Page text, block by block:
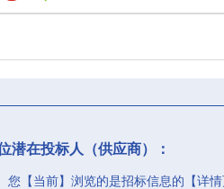
潜在投标人（供应商）：
您【当前】浏览的是招标信息的【详